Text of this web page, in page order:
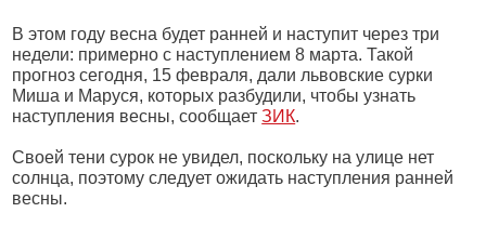
В этом году весна будет ранней и наступит через три
недели: примерно с наступлением 8 марта. Такой
прогноз сегодня, 15 февраля, дали львовские сурки
Миша и Маруся, которых разбудили, чтобы узнать
наступления весны, сообщаетЗИК.
Своей тени сурок не увидел, поскольку на улице нет
солнца, поэтому следует ожидать наступления ранней
весны.